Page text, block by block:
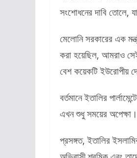
সংশোধনের দাবি তোলে,
মেলোনি সরকারের এক
করা হয়েছিল, আমরাও
বেশ কয়েকটি ইউরোপীয়
বর্তমানে ইতালির
এখন শুধু সময়ের অপেক্ষা।
প্রসঙ্গত, ইতালির